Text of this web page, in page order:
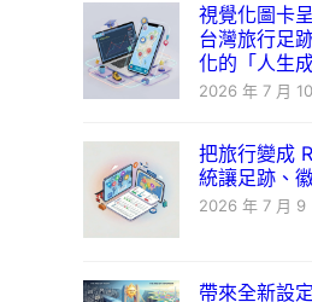
視覺化圖卡
台灣旅行足
化的「人生
2026 年 7 月
把旅行變成
統讓足跡、
2026 年 7 月 9
帶來全新設